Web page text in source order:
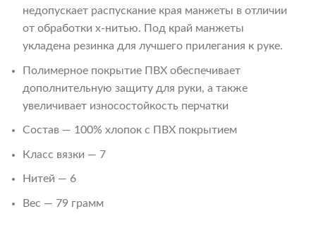
недопускает распускание края манжеты в отличии
от обработки x-нитью. Под край манжеты
укладена резинка для лучшего прилегания к руке.
Полимерное покрытие ПВХ обеспечивает
дополнительную защиту для руки, а также
увеличивает износостойкость перчатки
Состав — 100% хлопок с ПВХ покрытием
Класс вязки — 7
Нитей — 6
Вес — 79 грамм